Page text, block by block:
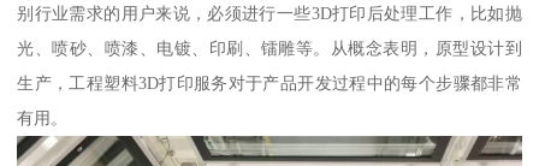
别行业需求的用户来说，必须进行一些3D打印后处理工作，比如抛
光、喷砂、喷漆、电镀、印刷、镭雕等。从概念表明，原型设计到
生产，工程塑料3D打印服务对于产品开发过程中的每个步骤都非常
有用。